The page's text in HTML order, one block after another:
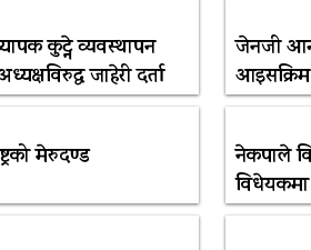
कुट्ने व्यवस्थापन
जाहेरी दर्ता
जेनजी
आइसक्रिम
मेरुदण्ड
नेकपाले